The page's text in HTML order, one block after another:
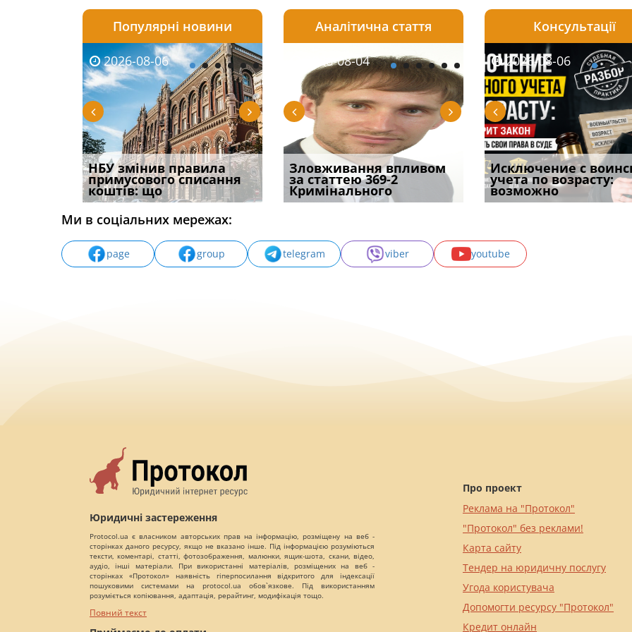
Популярні новини
2026-08-06
НБУ змінив правила
примусового списання
коштів: що
2026-08-06
Якщо суд встановив для
відшкодування шкоди
наявніс
2026-08-06
Документи, на яких не
проставляється
апостиль: пер
Аналітична стаття
2026-08-03
Водії можуть отримати
компенсацію за
незаконні дії
2026-08-04
Зловживання впливом
за статтею 369-2
Кримінального
2026-08-04
Переоформлення
відстрочки за іншою
підставою: нов
Консультації
2026-08-05
Особливості захисту у
кримінальному
провадженні: я
2026-08-06
Исключение с
учета по возрасту:
возможно
2026-07-30
Восьмий ААС
підтвердив, що
може скас
Ми в соціальних мережах:
page group telegram viber youtube
Юридичні застереження
Protocol.ua є власником авторських прав на інформацію, розміщену на веб -
сторінках даного ресурсу, якщо не вказано інше. Під інформацією розуміються
тексти, коментарі, статті, фотозображення, малюнки, ящик-шота, скани, відео,
аудіо, інші матеріали. При використанні матеріалів, розміщених на веб -
сторінках «Протокол» наявність гіперпосилання відкритого для індексації
пошуковими системами на protocol.ua обов`язкове. Під використанням
розуміється копіювання, адаптація, рерайтинг, модифікація тощо.
Повний текст
Про проект
Реклама на "Протокол"
"Протокол" без реклами!
Карта сайту
Тендер на юридичну послугу
Угода користувача
Допомогти ресурсу "Протокол"
Кредит онлайн